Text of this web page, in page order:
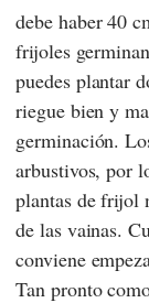
debe haber 40
frijoles
puedes plantar
riegue bien y
germinación.
arbustivos, por
plantas de frijol
de las vainas.
conviene
Tan pronto